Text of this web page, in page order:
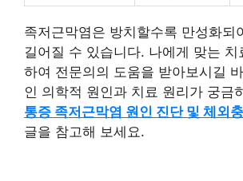
족저근막염은 방치할수록 만성화되
길어질 수 있습니다. 나에게 맞는 치
하여 전문의의 도움을 받아보시길
인 의학적 원인과 치료 원리가 궁금
통증 족저근막염 원인 진단 및 체외
글을 참고해 보세요.